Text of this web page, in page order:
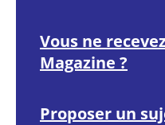
Vous ne
Magazine ?
Proposer un